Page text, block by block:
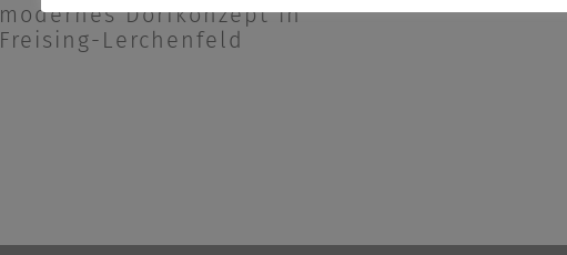
modernes Dorfkonzept in
Freising-Lerchenfeld